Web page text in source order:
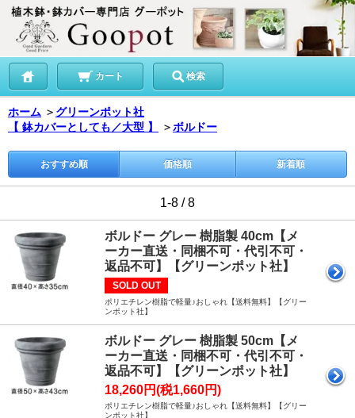
カート 検索
ホーム ＞ グリーンポット社
【 鉢カバーとしても／大型 】
＞ボルドー
おすすめ順 価格順 新着順
1-8 / 8
ボルドー グレー 樹脂製 40cm【メ
ーカー直送・同梱不可・代引不可・
返品不可】【グリーンポット社】
SOLD OUT
ポリエチレン樹脂で軽量♪おしゃれ【送料無料】【グリー
ンポット社】
ボルドー グレー 樹脂製 50cm【メ
ーカー直送・同梱不可・代引不可・
返品不可】【グリーンポット社】
18,260円(税1,660円)
ポリエチレン樹脂で軽量♪おしゃれ【送料無料】【グリー
ンポット社】